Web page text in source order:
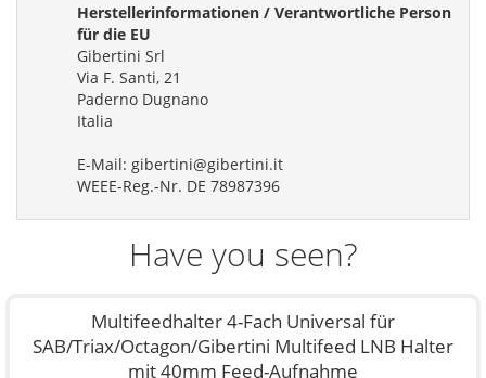
Herstellerinformationen / Verantwortliche Person
für die EU
Gibertini Srl
Via F. Santi, 21
Paderno Dugnano
Italia
E-Mail: gibertini@gibertini.it
WEEE-Reg.-Nr. DE 78987396
Have you seen?
Multifeedhalter 4-Fach Universal für
SAB/Triax/Octagon/Gibertini Multifeed LNB Halter
mit 40mm Feed-Aufnahme